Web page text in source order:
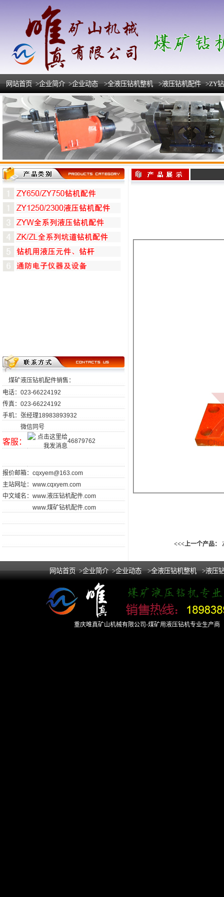
网站首页 >企业简介 >企业动态 >全液压钻机整机 >液压钻机配件 >ZY
煤矿液压钻机配件销售：
电话：023-66224192
传真：023-66224192
手机：张经理18983893932
微信同号
客服： 46879762
报价邮箱： cqxyem@163.com
主站网址： www.cqxyem.com
中文域名： www.液压钻机配件.com
www.煤矿钻机配件.com
<<<上一个产品：
网站首页 >企业简介 >企业动态 >全液压钻机整机 >液压
重庆唯真矿山机械有限公司-煤矿用液压钻机专业生